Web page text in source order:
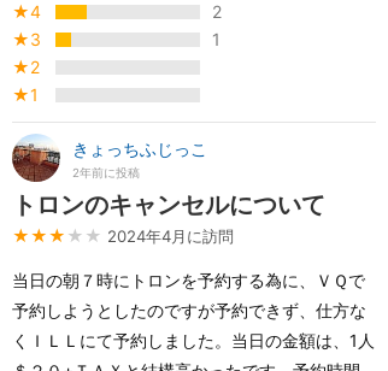
★4
2
★3
1
★2
★1
きょっちふじっこ
2年前に投稿
トロンのキャンセルについて
★★★ ★★ 2024年4月に訪問
当日の朝７時にトロンを予約する為に、ＶＱで
予約しようとしたのですが予約できず、仕方な
くＩＬＬにて予約しました。当日の金額は、1人